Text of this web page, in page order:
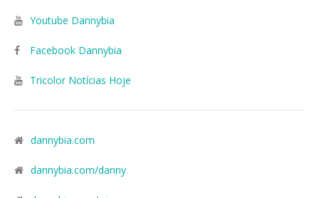
Youtube Dannybia
Facebook Dannybia
Tricolor Notícias Hoje
dannybia.com
dannybia.com/danny